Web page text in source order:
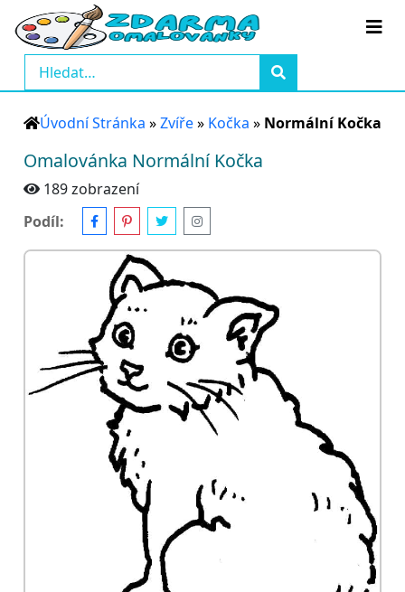
Úvodní Stránka »Zvíře» Kočka » Normální Kočka
Omalovánka Normální Kočka
189 zobrazení
Podíl: